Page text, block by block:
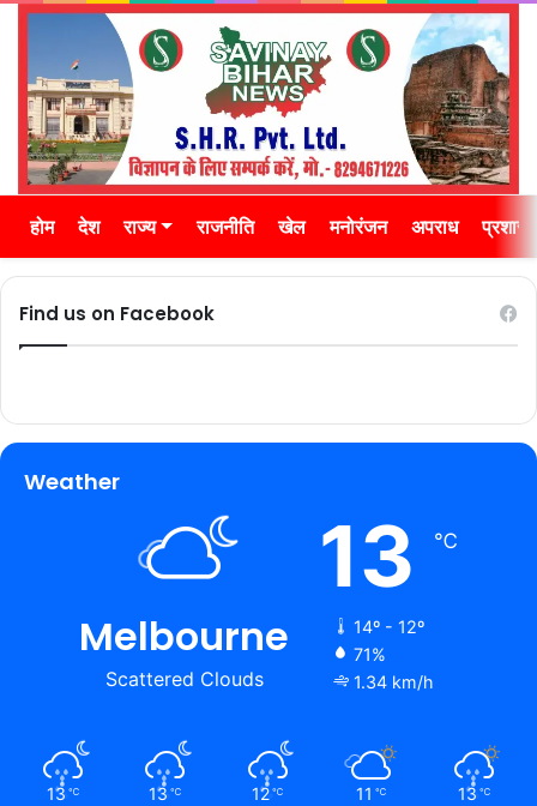
होम देश राज्य राजनीति खेल मनोरंजन अपराध
Find us on Facebook
Weather
Melbourne
Scattered Clouds
13 ℃
14º - 12º
71%
1.34 km/h
13 ℃ 13 ℃ 12 ℃ 11 ℃ 13 ℃